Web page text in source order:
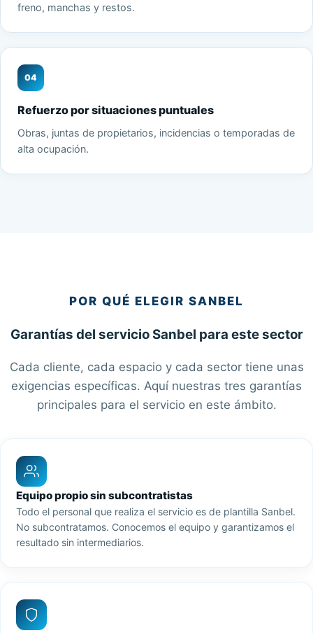
freno, manchas y restos.
04
Refuerzo por situaciones puntuales
Obras, juntas de propietarios, incidencias o temporadas de
alta ocupación.
POR QUÉ ELEGIR SANBEL
Garantías del servicio Sanbel para este sector
Cada cliente, cada espacio y cada sector tiene unas
exigencias específicas. Aquí nuestras tres garantías
principales para el servicio en este ámbito.
Equipo propio sin subcontratistas
Todo el personal que realiza el servicio es de plantilla Sanbel.
No subcontratamos. Conocemos el equipo y garantizamos el
resultado sin intermediarios.